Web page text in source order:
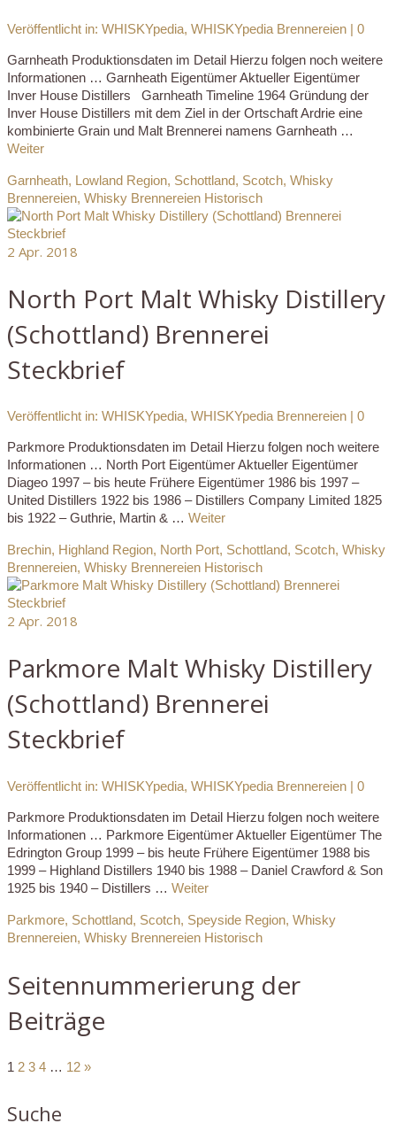
Veröffentlicht in: WHISKYpedia, WHISKYpedia Brennereien | 0
Garnheath Produktionsdaten im Detail Hierzu folgen noch weitere
Informationen … Garnheath Eigentümer Aktueller Eigentümer
Inver House Distillers Garnheath Timeline 1964 Gründung der
Inver House Distillers mit dem Ziel in der Ortschaft Ardrie eine
kombinierte Grain und Malt Brennerei namens Garnheath …
Weiter
Garnheath, Lowland Region, Schottland, Scotch, Whisky
Brennereien, Whisky Brennereien Historisch
2 Apr. 2018
North Port Malt Whisky Distillery
(Schottland) Brennerei
Steckbrief
Veröffentlicht in: WHISKYpedia, WHISKYpedia Brennereien | 0
Parkmore Produktionsdaten im Detail Hierzu folgen noch weitere
Informationen … North Port Eigentümer Aktueller Eigentümer
Diageo 1997 – bis heute Frühere Eigentümer 1986 bis 1997 –
United Distillers 1922 bis 1986 – Distillers Company Limited 1825
bis 1922 – Guthrie, Martin & … Weiter
Brechin, Highland Region, North Port, Schottland, Scotch, Whisky
Brennereien, Whisky Brennereien Historisch
2 Apr. 2018
Parkmore Malt Whisky Distillery
(Schottland) Brennerei
Steckbrief
Veröffentlicht in: WHISKYpedia, WHISKYpedia Brennereien | 0
Parkmore Produktionsdaten im Detail Hierzu folgen noch weitere
Informationen … Parkmore Eigentümer Aktueller Eigentümer The
Edrington Group 1999 – bis heute Frühere Eigentümer 1988 bis
1999 – Highland Distillers 1940 bis 1988 – Daniel Crawford & Son
1925 bis 1940 – Distillers … Weiter
Parkmore, Schottland, Scotch, Speyside Region, Whisky
Brennereien, Whisky Brennereien Historisch
Seitennummerierung der
Beiträge
1 2 3 4 … 12 »
Suche